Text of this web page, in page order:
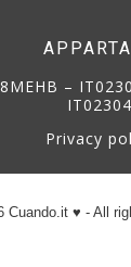
–
Privacy
Cuando.it ♥ - All